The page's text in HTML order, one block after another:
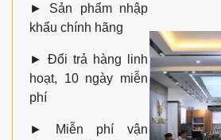
► Sản phẩm nhập
khẩu chính hãng
► Đổi trả hàng linh
hoạt, 10 ngày miễn
phí
►
Miễn phí vận